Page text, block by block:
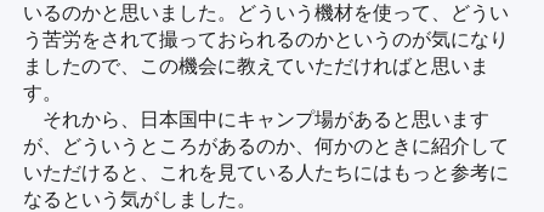
いるのかと思いました。どういう機材を使って、どうい
う苦労をされて撮っておられるのかというのが気になり
ましたので、この機会に教えていただければと思いま
す。
それから、日本国中にキャンプ場があると思います
が、どういうところがあるのか、何かのときに紹介して
いただけると、これを見ている人たちにはもっと参考に
なるという気がしました。